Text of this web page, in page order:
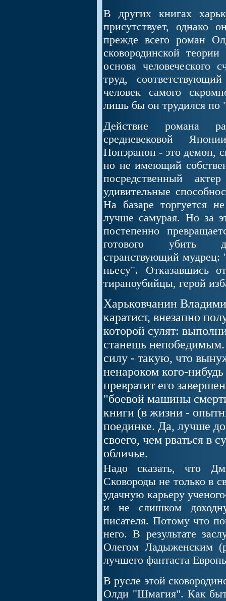
В других книгах
присутствует, однако
прежде всего роман
сковородинской
основа человеческого
труд,
человек самого
лишь бы он трудился по
Действие романа
средневековой
Нопэрапон - это демон,
но не имеющий
посредственный
удивительные
На базаре торгуется
лучше самурая. Но за
постепенно
готового убить
странствующий мудрец:
пьесу". Отказавшись
тираноубийцы, герой
Харьковчанин
каратист, внезапно
которой сулят:
станешь непобедимым.
силу - такую, что
ненароком кого-
превратит его
"боевой машины
книги (в жизни -
поединке. Да, лучше
своего, чем рваться в
обличье.
Надо сказать, что
Сковороды не только в
удачную карьеру
и не слишком
писателя. Потому что
него. В результате
Олегом Ладыженским
лучшего фантаста
В русле этой
Олди "Шмагия". Как